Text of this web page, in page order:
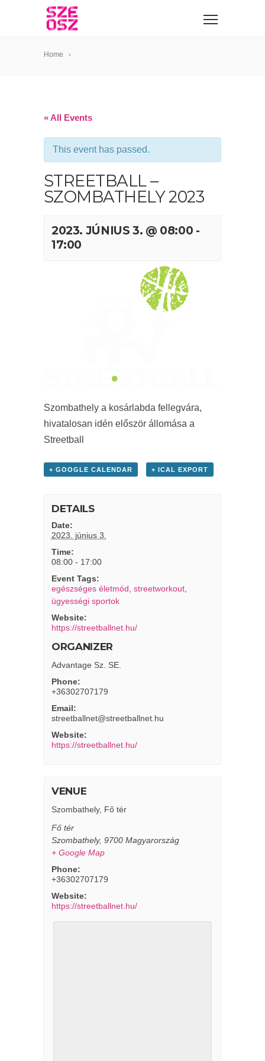
Home
« All Events
This event has passed.
STREETBALL –
SZOMBATHELY 2023
2023. JÚNIUS 3. @ 08:00 -
17:00
Szombathely a kosárlabda fellegvára,
hivatalosan idén először állomása a
Streetball
+ GOOGLE CALENDAR + ICAL EXPORT
DETAILS
Date:
2023. június 3.
Time:
08:00 - 17:00
Event Tags:
egészséges életmód streetworkout,
ügyességi sportok
Website:
https://streetballnet.hu/
ORGANIZER
Advantage Sz. SE.
Phone:
+36302707179
Email:
streetballnet@streetballnet.hu
Website:
https://streetballnet.hu/
VENUE
Szombathely, Fő tér
Fő tér
Szombathely, 9700 Magyarország
+ Google Map
Phone:
+36302707179
Website:
https://streetballnet.hu/